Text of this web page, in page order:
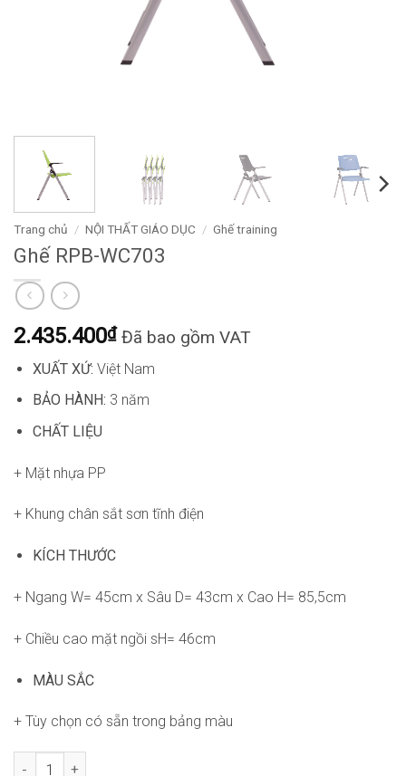
Trang chủ / NỘI THẤT GIÁO DỤC / Ghế training
Ghế RPB-WC703
2.435.400₫ Đã bao gồm VAT
XUẤT XỨ: Việt Nam
BẢO HÀNH: 3 năm
CHẤT LIỆU
+ Mặt nhựa PP
+ Khung chân sắt sơn tĩnh điện
KÍCH THƯỚC
+ Ngang W= 45cm x Sâu D= 43cm x Cao H= 85,5cm
+ Chiều cao mặt ngồi sH= 46cm
MÀU SẮC
+ Tùy chọn có sẵn trong bảng màu
Ghế RPB-WC703 số lượng